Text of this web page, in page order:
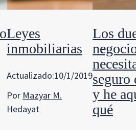
Leyes
inmobiliarias
Actualizado:10/1/2019
Por Mazyar M.
Hedayat
Los
seguro
y he
qué